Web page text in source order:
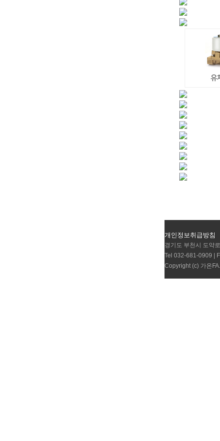
개인정보취급방침
경기도 부천시 도약
Tel 032-681-0909 |
Copyright (c) 가온